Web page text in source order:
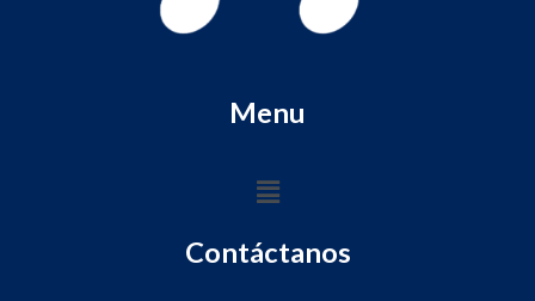
Menu
Contáctanos